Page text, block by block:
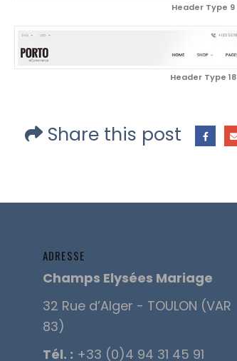
Header Type 9
Header Type 18
Share this post
ADRESSE
Champs Elysées Mariage
32 Rue d’Alger - TOULON (VAR
83)
Tél. : +33 (0)4 94 31 45 91